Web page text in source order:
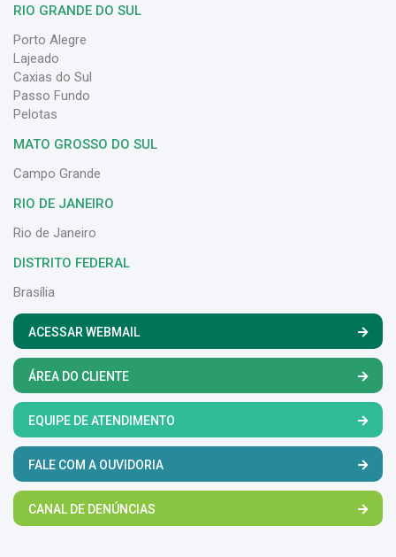
RIO GRANDE DO SUL
Porto Alegre
Lajeado
Caxias do Sul
Passo Fundo
Pelotas
MATO GROSSO DO SUL
Campo Grande
RIO DE JANEIRO
Rio de Janeiro
DISTRITO FEDERAL
Brasília
ACESSAR WEBMAIL
ÁREA DO CLIENTE
EQUIPE DE ATENDIMENTO
FALE COM A OUVIDORIA
CANAL DE DENÚNCIAS